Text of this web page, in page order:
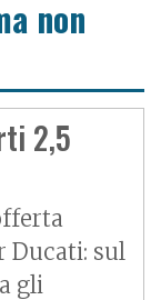
non
2,5
Ducati: sul
gli